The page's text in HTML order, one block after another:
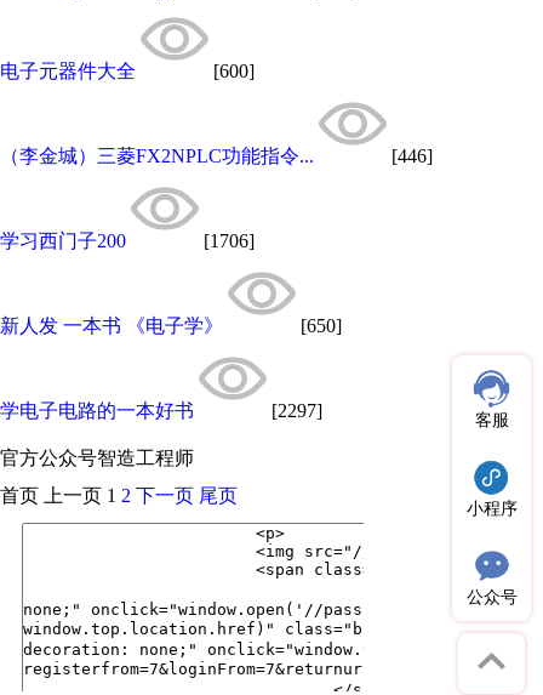
电子元器件大全 [600]
（李金城）三菱FX2NPLC功能指令... [446]
学习西门子200 [1706]
新人发 一本书 《电子学》 [650]
学电子电路的一本好书 [2297]
官方公众号智造工程师
客服
小程序
公众号
首页 上一页 1 2 下一页 尾页